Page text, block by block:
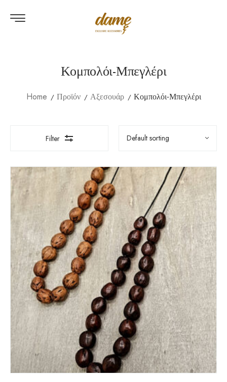
Κομπολόι-Μπεγλέρι
Home Προϊόν Αξεσουάρ Κομπολόι-Μπεγλέρι
Filter